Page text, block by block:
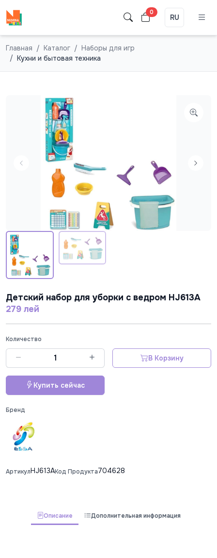
0
RU
Главная Каталог
Наборы для игр
Кухни и бытовая техника
Детский набор для уборки с ведром HJ613A
279 лей
Количество
В Корзину
Купить сейчас
Бренд
АртикулHJ613AКод Продукта704628
Описание Дополнительная информация